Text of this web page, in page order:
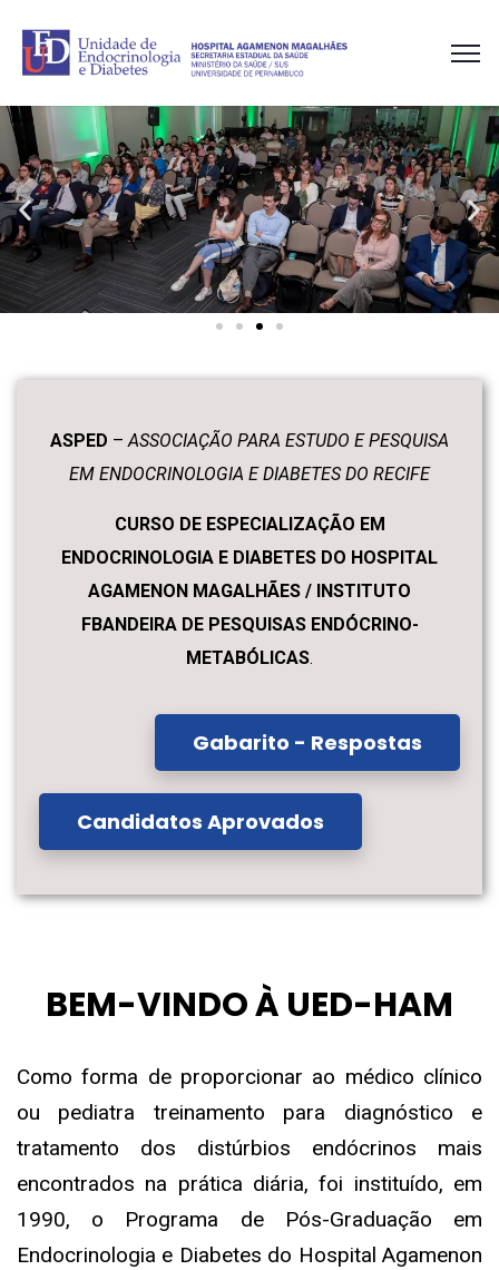
ASPED –ASSOCIAÇÃO PARA ESTUDO E PESQUISA
EM ENDOCRINOLOGIA E DIABETES DO RECIFE
CURSO DE ESPECIALIZAÇÃO EM
ENDOCRINOLOGIA E DIABETES DO HOSPITAL
AGAMENON MAGALHÃES / INSTITUTO
FBANDEIRA DE PESQUISAS ENDÓCRINO-
METABÓLICAS.
Gabarito - Respostas
Candidatos Aprovados
BEM-VINDO À UED-HAM
Como forma de proporcionar ao médico clínico
ou pediatra treinamento para diagnóstico e
tratamento dos distúrbios endócrinos mais
encontrados na prática diária, foi instituído, em
1990, o Programa de Pós-Graduação em
Endocrinologia e Diabetes do Hospital Agamenon